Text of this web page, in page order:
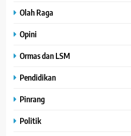
Olah Raga
Opini
Ormas dan LSM
Pendidikan
Pinrang
Politik